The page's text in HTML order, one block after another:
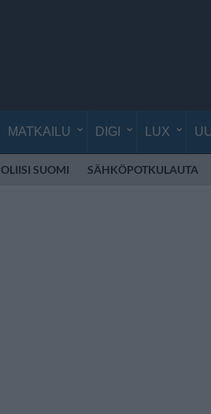
MATKAILU DIGI LUX
SUOMI SÄHKÖPOTKULAUTA